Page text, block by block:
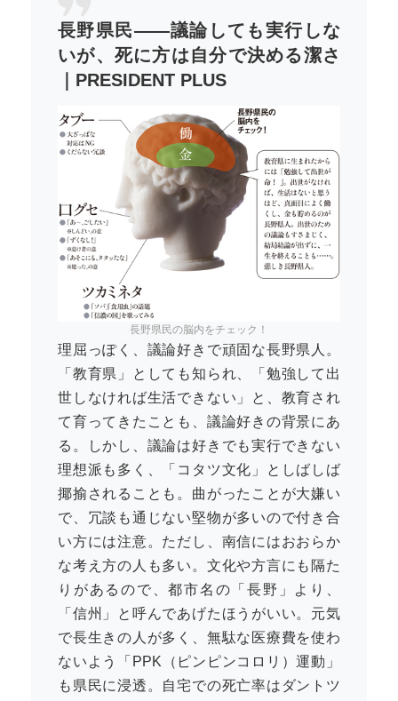
長野県民――議論しても実行しな
いが、死に方は自分で決める潔さ
｜PRESIDENT PLUS
長野県民の脳内をチェック！
理屈っぽく、議論好きで頑固な長野県人。
「教育県」としても知られ、「勉強して出
世しなければ生活できない」と、教育され
て育ってきたことも、議論好きの背景にあ
る。しかし、議論は好きでも実行できない
理想派も多く、「コタツ文化」としばしば
揶揄されることも。曲がったことが大嫌い
で、冗談も通じない堅物が多いので付き合
い方には注意。ただし、南信にはおおらか
な考え方の人も多い。文化や方言にも隔た
りがあるので、都市名の「長野」より、
「信州」と呼んであげたほうがいい。元気
で長生きの人が多く、無駄な医療費を使わ
ないよう「PPK（ピンピンコロリ）運動」
も県民に浸透。自宅での死亡率はダントツ